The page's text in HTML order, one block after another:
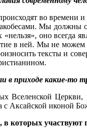
во
Мы должны
оно всегда
в ней. Мы не можем
тексты и
в приходе какие-то
Вселенской
Аксайской иконой
в которых участвуют